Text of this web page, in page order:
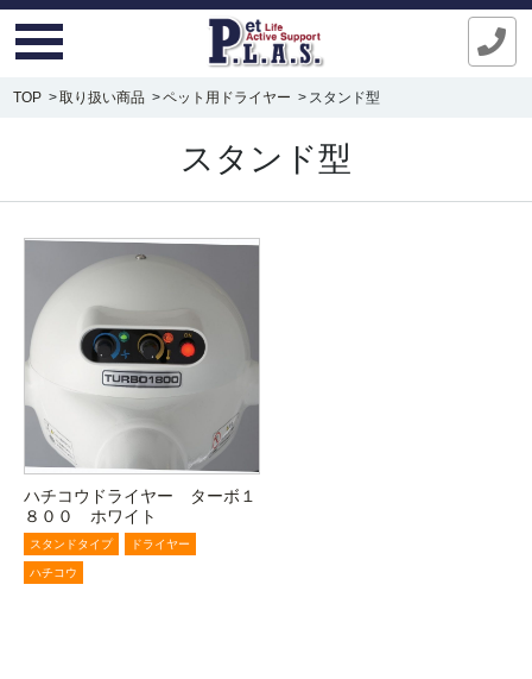
TOP 取り扱い商品 ペット用ドライヤー スタンド型
スタンド型
ハチコウドライヤー ターボ１
８００ ホワイト
スタンドタイプ ドライヤー
ハチコウ